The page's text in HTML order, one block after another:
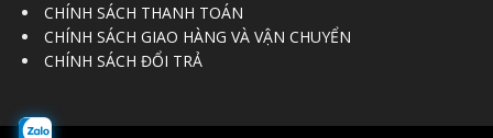
CHÍNH SÁCH THANH TOÁN
CHÍNH SÁCH GIAO HÀNG VÀ VẬN CHUYỂN
CHÍNH SÁCH ĐỔI TRẢ